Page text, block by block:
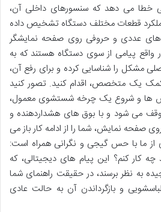
خطا می دهد که سنسورهای داخلی آن،
قطعات مختلف دستگاه تشخیص داده
عددی و حروفی روی صفحه نمایشگر
پیامی از سوی دستگاه هستند که به
مشکل را شناسایی کرده و برای رفع آن،
یک متخصص، اقدام کنید. تصور کنید
ها و شروع یک چرخه شستشوی معمول،
می شود و با بوق های هشداردهنده و
نمایش، شما را از ادامه کار باز می
از ما با حس گیجی و نگرانی همراه است:
کار کنم؟ این پیام های دیجیتالی، که
به نظر برسند، در حقیقت راهنمای شما
و بازگرداندن آن به حالت عادی